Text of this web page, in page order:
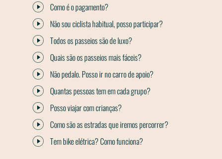
Como é o pagamento?
Não sou ciclista habitual, posso participar?
Todos os passeios são de luxo?
Quais são os passeios mais fáceis?
Não pedalo. Posso ir no carro de apoio?
Quantas pessoas tem em cada grupo?
Posso viajar com crianças?
Como são as estradas que iremos percorrer?
Tem bike elétrica? Como funciona?